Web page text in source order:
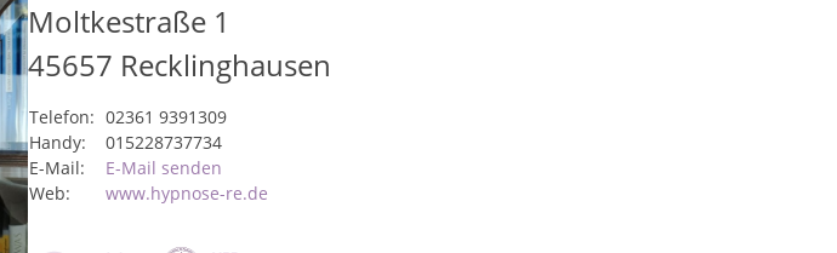
Moltkestraße 1
45657 Recklinghausen
Telefon: 02361 9391309
Handy:
015228737734
E-Mail:
E-Mail senden
Web:
www.hypnose-re.de